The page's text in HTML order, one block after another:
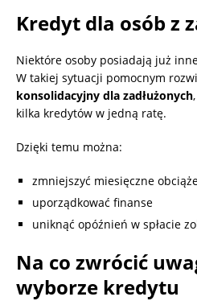
Kredyt dla osób z
Niektóre osoby posiadają już
W takiej sytuacji pomocnym
konsolidacyjny dla zadłużonych
kilka kredytów w jedną ratę.
Dzięki temu można:
zmniejszyć miesięczne
uporządkować finanse
uniknąć opóźnień w spłacie
Na co zwrócić
wyborze kredytu